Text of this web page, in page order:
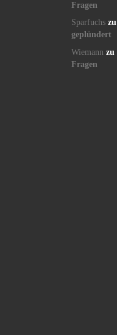
Fragen
Sparfuchs zu
geplündert
Wiemann zu
Fragen